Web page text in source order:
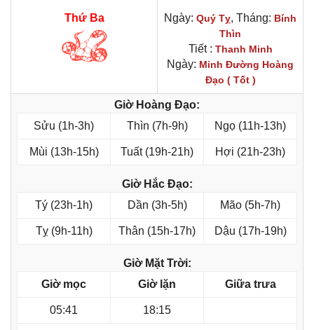
Thứ Ba Ngày: Quý Tỵ, Tháng: Bính
Thìn
Tiết : Thanh Minh
Ngày: Minh Đường Hoàng
Đạo ( Tốt )
Giờ Hoàng Đạo:
Sửu (1h-3h)
Thìn (7h-9h) Ngọ (11h-13h)
Mùi (13h-15h) Tuất (19h-21h) Hợi (21h-23h)
Giờ Hắc Đạo:
Tý (23h-1h)
Dần (3h-5h) Mão (5h-7h)
Tỵ (9h-11h) Thân (15h-17h) Dậu (17h-19h)
Giờ Mặt Trời:
Giờ mọc
Giờ lặn Giữa trưa
05:41 18:15